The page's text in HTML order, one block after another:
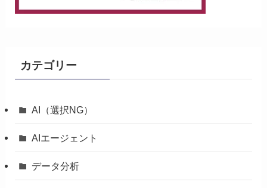
カテゴリー
AI（選択NG）
AIエージェント
データ分析